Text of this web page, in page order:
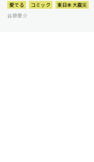
愛でる コミック
東日本大震災
谷原章介